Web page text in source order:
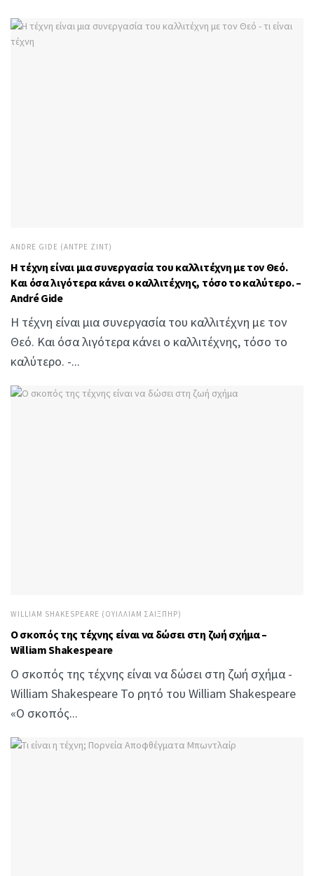
ANDRE GIDE (ΑΝΤΡΈ ΖΙΝΤ)
Η τέχνη είναι μια συνεργασία του καλλιτέχνη με τον Θεό.
Και όσα λιγότερα κάνει ο καλλιτέχνης, τόσο το καλύτερο. –
André Gide
Η τέχνη είναι μια συνεργασία του καλλιτέχνη με τον
Θεό. Και όσα λιγότερα κάνει ο καλλιτέχνης, τόσο το
καλύτερο. -...
WILLIAM SHAKESPEARE (ΟΥΊΛΛΙΑΜ ΣΑΊΞΠΗΡ)
Ο σκοπός της τέχνης είναι να δώσει στη ζωή σχήμα –
William Shakespeare
Ο σκοπός της τέχνης είναι να δώσει στη ζωή σχήμα -
William Shakespeare Το ρητό του William Shakespeare
«Ο σκοπός...